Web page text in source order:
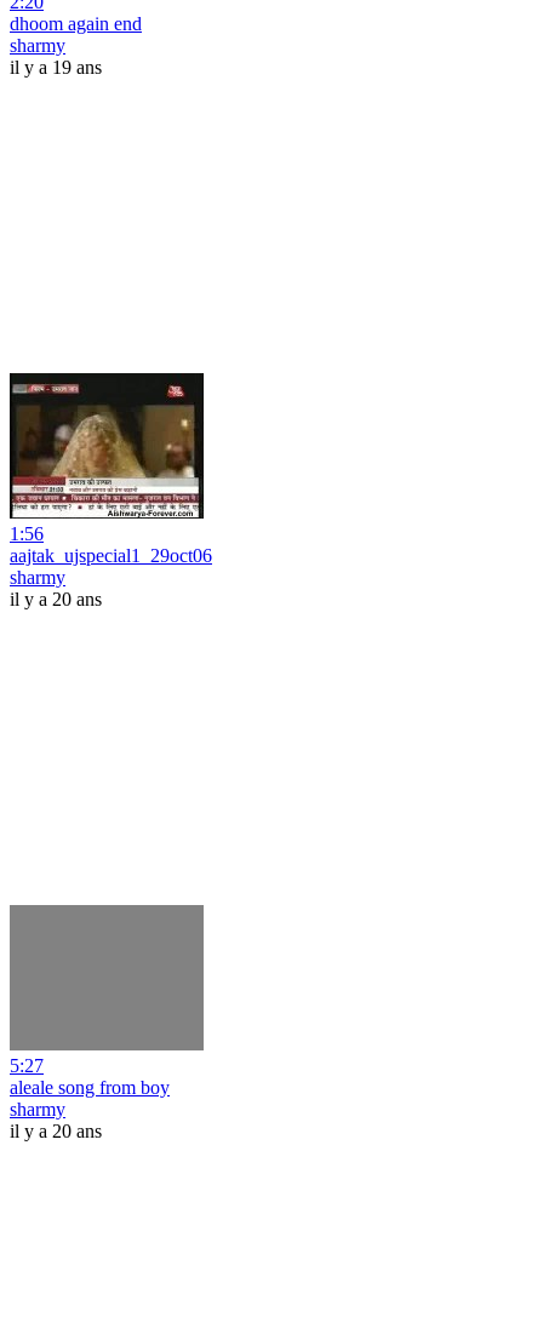
dhoom again end
sharmy
il y a 19 ans
1:56
aajtak_ujspecial1_29oct06
sharmy
il y a 20 ans
5:27
aleale song from boy
sharmy
il y a 20 ans